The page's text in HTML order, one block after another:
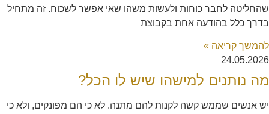
שהחליטה לחבר כוחות ולעשות משהו שאי אפשר לשכוח. זה מתחיל
בדרך כלל בהודעה אחת בקבוצת
להמשך קריאה »
24.05.2026
מה נותנים למישהו שיש לו הכל?
יש אנשים שממש קשה לקנות להם מתנה. לא כי הם מפונקים, ולא כי